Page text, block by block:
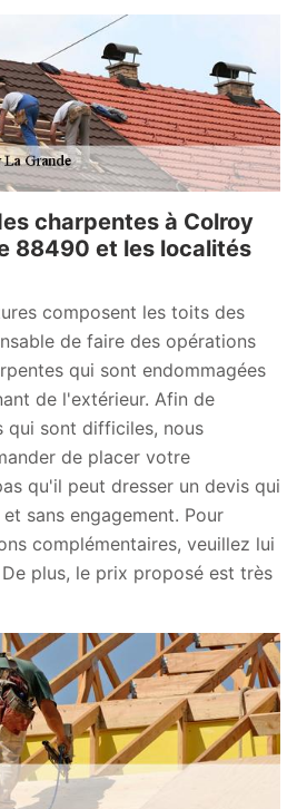
charpentes à Colroy
88490 et les localités
composent les toits des
de faire des opérations
qui sont endommagées
de l'extérieur. Afin de
qui sont difficiles, nous
de placer votre
qu'il peut dresser un devis qui
sans engagement. Pour
complémentaires, veuillez lui
plus, le prix proposé est très